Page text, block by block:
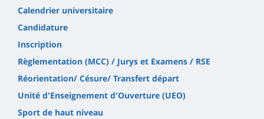
Calendrier universitaire
Candidature
Inscription
Règlementation (MCC) / Jurys et Examens / RSE
Réorientation/ Césure/ Transfert départ
Unité d'Enseignement d'Ouverture (UEO)
Sport de haut niveau